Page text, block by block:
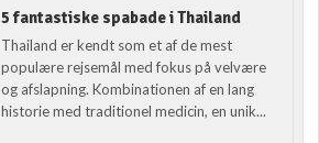
5 fantastiske spabade i Thailand
Thailand er kendt som et af de mest
populære rejsemål med fokus på velvære
og afslapning. Kombinationen af en lang
historie med traditionel medicin, en unik...